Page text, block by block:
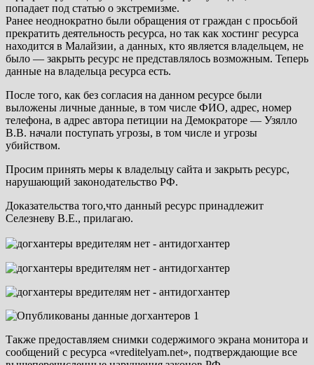
попадает под статью о экстремизме.
Ранее неоднократно были обращения от граждан с просьбой
прекратить деятельность ресурса, но так как хостинг ресурса
находится в Малайзии, а данных, кто является владельцем, не
было — закрыть ресурс не представлялось возможным. Теперь
данные на владельца ресурса есть.
После того, как без согласия на данном ресурсе были
выложены личные данные, в том числе ФИО, адрес, номер
телефона, в адрес автора петиции на Демократоре — Узялло
В.В. начали поступать угрозы, в том числе и угрозы
убийством.
Просим принять меры к владельцу сайта и закрыть ресурс,
нарушающий законодательство РФ.
Доказательства того,что данный ресурс принадлежит
Селезневу В.Е., прилагаю.
Также предоставляем снимки содержимого экрана монитора и
сообщений с ресурса «vreditelyam.net», подтверждающие все